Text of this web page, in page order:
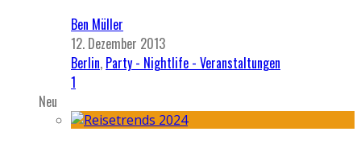
Ben Müller
12. Dezember 2013
Berlin, Party - Nightlife - Veranstaltungen
1
Neu